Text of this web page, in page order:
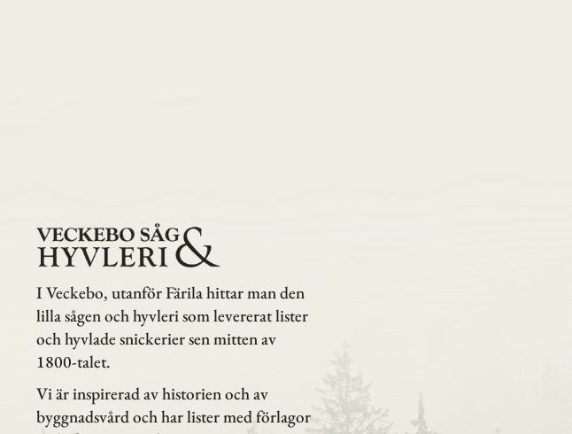
I Veckebo, utanför Färila hittar man den
lilla sågen och hyvleri som levererat lister
och hyvlade snickerier sen mitten av
1800-talet.
Vi är inspirerad av historien och av
byggnadsvård och har lister med förlagor